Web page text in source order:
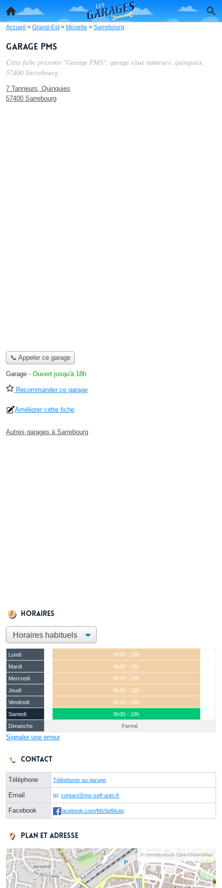
Accueil > Grand-Est> Moselle > Sarrebourg
Garage PMS
Cette fiche présente "Garage PMS", garage situé tanneurs, quinquies,
57400 Sarrebourg.
7 Tanneurs, Quinquies
57400 Sarrebourg
📞 Appeler ce garage
Garage - Ouvert jusqu'à 18h
Recommander ce garage
Améliorer cette fiche
Autres garages à Sarrebourg
Horaires
Lundi
8h30 - 18h
Mardi
8h30 - 18h
Mercredi
8h30 - 18h
Jeudi
8h30 - 18h
Vendredi
8h30 - 18h
Samedi
8h30 - 18h
Dimanche
Fermé
Signaler une erreur
Contact
Téléphone Téléphoner au garage
Email contactⓐms-self-auto.fr
Facebook facebook.com/MsSelfAuto
Plan et adresse
© contributeurs OpenStreetMap